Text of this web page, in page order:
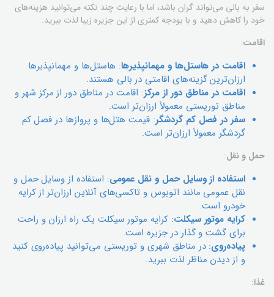
سفر به بالی می‌تواند گران باشد، اما با رعایت چند نکته می‌توانید هزینه‌های
خود را کاهش دهید و با بودجه کمتری از این جزیره زیبا لذت ببرید.
اقامت:
اقامت در هاستل‌ها و مهمانپذیرها: هاستل‌ها و مهمانپذیرها
ارزان‌ترین گزینه‌های اقامتی در بالی هستند.
اقامت در مناطق دور از مرکز: اقامت در مناطق دور از مرکز شهر و
مناطق توریستی معمولاً ارزان‌تر است.
سفر در فصل کم گردشگر: قیمت هتل‌ها و پروازها در فصل کم
گردشگر معمولاً ارزان‌تر است.
حمل و نقل:
استفاده از وسایل حمل و نقل عمومی: استفاده از وسایل حمل و
نقل عمومی مانند اتوبوس و تاکسی‌های آنلاین ارزان‌تر از کرایه
خودرو است.
کرایه موتور سیکلت: کرایه موتور سیکلت یک راه ارزان و راحت
برای گشت و گذار در جزیره است.
پیاده‌روی: در مناطق شهری و توریستی می‌توانید پیاده‌روی کنید
و از دیدن مناظر لذت ببرید.
غذا: